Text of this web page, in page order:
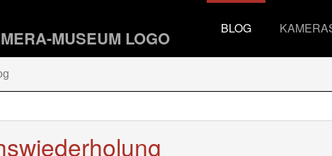
BLOG